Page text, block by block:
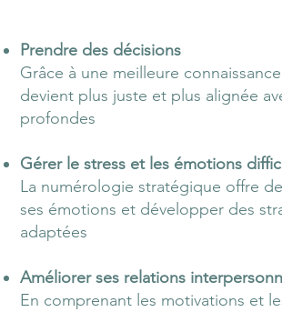
Prendre des décisions
Grâce à une meilleure
devient plus juste et plus alignée
profondes
Gérer le stress et les émotions
La numérologie stratégique offre
ses émotions et développer des
adaptées
Améliorer ses relations
En comprenant les motivations et